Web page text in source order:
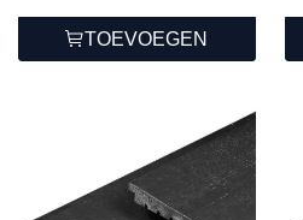
TOEVOEGEN